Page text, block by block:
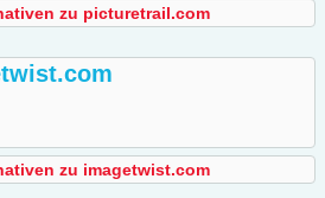
zu picturetrail.com
zu imagetwist.com